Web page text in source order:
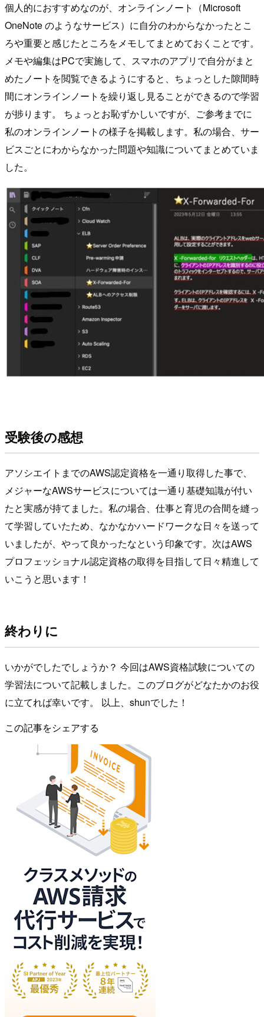
個人的におすすめなのが、オンラインノート（Microsoft
OneNote のようなサービス）に自分のわからなかったとこ
ろや重要と感じたところをメモしてまとめておくことです。
メモや編集はPCで実施して、スマホのアプリで自分がまと
めたノートを閲覧できるようにすると、ちょっとした隙間時
間にオンラインノートを繰り返し見ることができるので学習
が捗ります。 ちょっとお恥ずかしいですが、ご参考までに
私のオンラインノートの様子を掲載します。私の場合、サー
ビスごとにわからなかった問題や知識についてまとめていま
した。
受験後の感想
アソシエイトまでのAWS認定資格を一通り取得した事で、
メジャーなAWSサービスについては一通り基礎知識が付い
たと実感が持てました。私の場合、仕事と育児の合間を縫っ
て学習していたため、なかなかハードワークな日々を送って
いましたが、やって良かったなという印象です。次はAWS
プロフェッショナル認定資格の取得を目指して日々精進して
いこうと思います！
終わりに
いかがでしたでしょうか？ 今回はAWS資格試験についての
学習法について記載しました。このブログがどなたかのお役
に立てれば幸いです。 以上、shunでした！
この記事をシェアする